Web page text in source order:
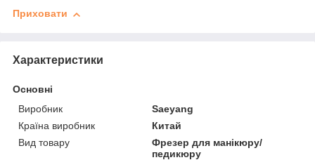
Приховати
Характеристики
Основні
Виробник
Saeyang
Країна виробник
Китай
Вид товару
Фрезер для манікюру/
педикюру